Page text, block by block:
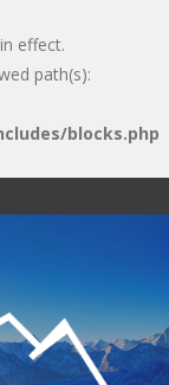
effect.
path(s):
blocks.php